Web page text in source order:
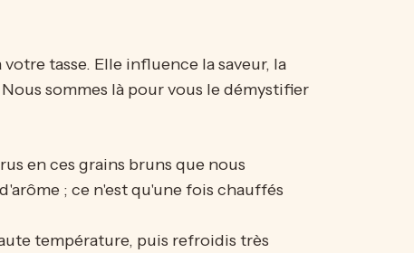
tasse. Elle influence la saveur, la
sommes là pour vous le démystifier
en ces grains bruns que nous
; ce n'est qu'une fois chauffés
température, puis refroidis très